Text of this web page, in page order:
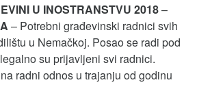
U INOSTRANSTVU 2018–
– Potrebni građevinski radnici svih
u Nemačkoj. Posao se radi pod
su prijavljeni svi radnici.
radni odnos u trajanju od godinu